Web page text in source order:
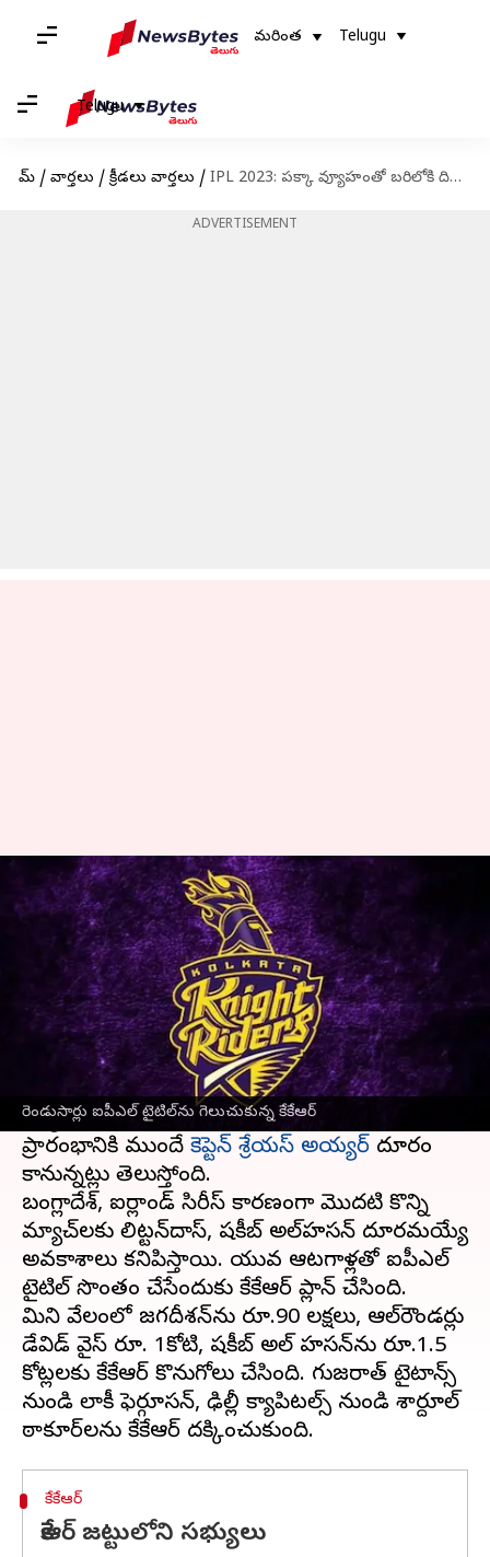
మరింత Telugu
Telugu
హోమ్ / వార్తలు / క్రీడలు వార్తలు / IPL 2023: పక్కా వ్యూహంతో బరిలోకి దిగుతున్న కోల్‌కతా నైట్ రైడర్స్
ADVERTISEMENT
రెండుసార్లు ఐపీఎల్ టైటిల్‌ను గెలుచుకున్న కేకేఆర్
IPL 2023: పక్కా వ్యూహంతో బరిలోకి
దిగుతున్న కోల్‌కతా నైట్ రైడర్స్
Jayachandra Akuri Mar 30, 2023 06:05 pm
ఈ వార్తాకథనం ఏంటి
మరికొద్ది గంటల్లో ధనాధన్ లీగ్ ఐపీఎల్ 2023 ప్రారంభం
కానుంది. కోల్ కతా నైట్ రైడర్స్ జట్టు ఈసారీ పక్కా
వ్యూహంతో బరిలోకి దిగుతున్నట్లు తెలుస్తోంది. టోర్ని
ప్రారంభానికి ముందే కెప్టెన్ శ్రేయస్ అయ్యర్ దూరం
కానున్నట్లు తెలుస్తోంది.
బంగ్లాదేశ్, ఐర్లాండ్ సిరీస్ కారణంగా మొదటి కొన్ని
మ్యాచ్‌లకు లిట్టన్‌దాస్, షకీబ్ అల్‌హసన్ దూరమయ్యే
అవకాశాలు కనిపిస్తాయి. యువ ఆటగాళ్లతో ఐపీఎల్
టైటిల్ సొంతం చేసేందుకు కేకేఆర్ ప్లాన్ చేసింది.
మిని వేలంలో జగదీశన్‌ను రూ.90 లక్షలు, ఆల్‌రౌండర్లు
డేవిడ్ వైస్‌ రూ. 1కోటి, షకీబ్ అల్ హసన్‌ను రూ.1.5
కోట్లలకు కేకేఆర్ కొనుగోలు చేసింది. గుజరాత్ టైటాన్స్
నుండి లాకీ ఫెర్గూసన్, ఢిల్లీ క్యాపిటల్స్ నుండి శార్దూల్
కేకేఆర్
కేకేఆర్ జట్టులోని సభ్యులు